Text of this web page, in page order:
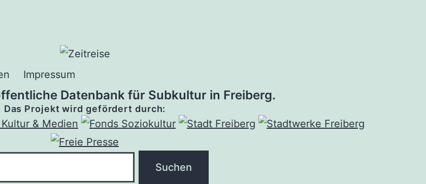
Impressum
Datenbank für Subkultur in Freiberg.
Das Projekt wird gefördert durch: